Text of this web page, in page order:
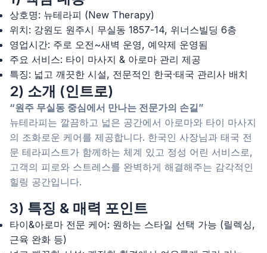
상호명: 뉴테라피 (New Therapy)
위치: 강원도 원주시 무실동 1857-14, 위너스빌딩 6층
영업시간: 주로 오전~새벽 운영, 예약제 운영됨
주요 서비스: 타이 마사지 & 아로마 관리 제공
특징: 넓고 깨끗한 시설, 전문적인 한국·태국 관리사 배치
2) 소개 (인트로)
“원주 무실동 중심에서 만나는 전문가의 손길”
뉴테라피는 깔끔하고 넓은 공간에서 아로마와 타이 마사지
의 조화로운 케어를 제공합니다. 한국인 사장님과 태국 전
문 테라피스트가 함께하는 체계 있고 정성 어린 서비스로,
고객의 피로와 스트레스를 완벽하게 해결해주는 감각적인
힐링 공간입니다.
3) 특징 & 매력 포인트
타이&아로마 전문 케어: 원하는 스타일 선택 가능 (릴렉싱,
근육 완화 등)